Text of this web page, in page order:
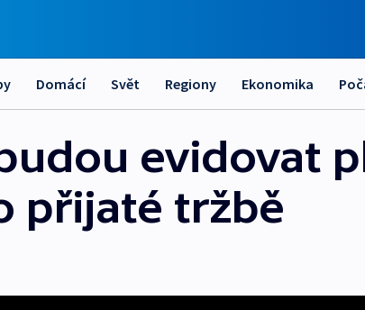
Domácí Svět Regiony Ekonomika
evidovat
přijaté tržbě